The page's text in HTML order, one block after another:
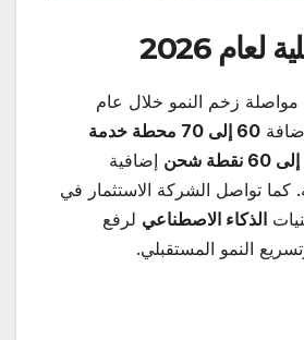
2026
مواصلة زخم النمو خلال عام
60
إلى 70 محطة خدمة
إلى 60 نقطة شحن
إضافية
كما تواصل الشركة الاستثمار في
الذكاء الاصطناعي لرفع
النمو المستقبلي.